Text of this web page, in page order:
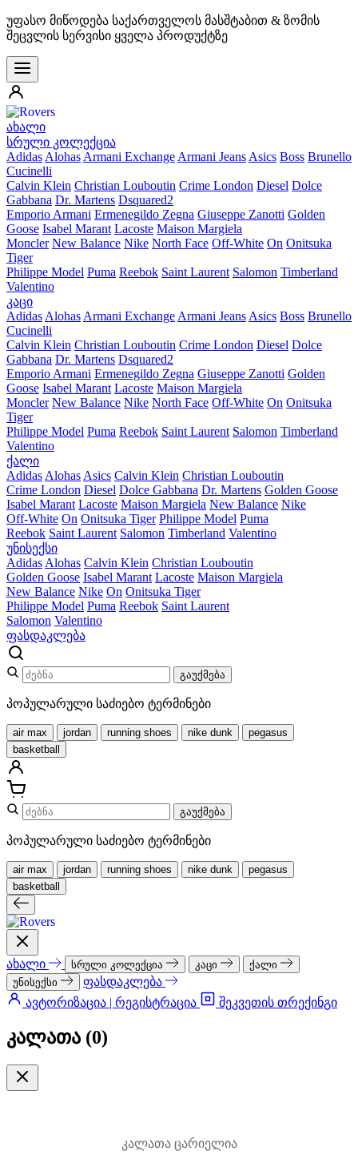
უფასო მიწოდება საქართველოს მასშტაბით & ზომის
შეცვლის სერვისი ყველა პროდუქტზე
ახალი
სრული კოლექცია
Adidas Alohas Armani Exchange Armani Jeans Asics Boss Brunello
Cucinelli
Calvin Klein Christian Louboutin Crime London Diesel Dolce
Gabbana Dr. Martens Dsquared2
Emporio Armani Ermenegildo Zegna Giuseppe Zanotti Golden
Goose Isabel Marant Lacoste Maison Margiela
Moncler New Balance Nike North Face Off-White On Onitsuka
Tiger
Philippe Model Puma Reebok Saint Laurent Salomon Timberland
Valentino
კაცი
Adidas Alohas Armani Exchange Armani Jeans Asics Boss Brunello
Cucinelli
Calvin Klein Christian Louboutin Crime London Diesel Dolce
Gabbana Dr. Martens Dsquared2
Emporio Armani Ermenegildo Zegna Giuseppe Zanotti Golden
Goose Isabel Marant Lacoste Maison Margiela
Moncler New Balance Nike North Face Off-White On Onitsuka
Tiger
Philippe Model Puma Reebok Saint Laurent Salomon Timberland
Valentino
ქალი
Adidas Alohas Asics Calvin Klein Christian Louboutin
Crime London Diesel Dolce Gabbana Dr. Martens Golden Goose
Isabel Marant Lacoste Maison Margiela New Balance Nike
Off-White On Onitsuka Tiger Philippe Model Puma
Reebok Saint Laurent Salomon Timberland Valentino
უნისექსი
Adidas Alohas Calvin Klein Christian Louboutin
Golden Goose Isabel Marant Lacoste Maison Margiela
New Balance Nike On Onitsuka Tiger
Philippe Model Puma Reebok Saint Laurent
Salomon Valentino
ფასდაკლება
გაუქმება
პოპულარული საძიებო ტერმინები
air max jordan running shoes nike dunk
pegasus
basketball
გაუქმება
პოპულარული საძიებო ტერმინები
air max jordan running shoes nike dunk
pegasus
basketball
ახალი სრული კოლექცია კაცი
ქალი
უნისექსი
ფასდაკლება
ავტორიზაცია | რეგისტრაცია
შეკვეთის თრექინგი
კალათა (0)
კალათა ცარიელია